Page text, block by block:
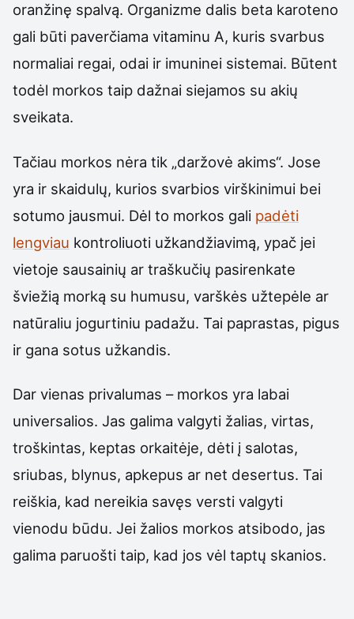
oranžinę spalvą. Organizme dalis beta karoteno
gali būti paverčiama vitaminu A, kuris svarbus
normaliai regai, odai ir imuninei sistemai. Būtent
todėl morkos taip dažnai siejamos su akių
sveikata.
Tačiau morkos nėra tik „daržovė akims“. Jose
yra ir skaidulų, kurios svarbios virškinimui bei
sotumo jausmui. Dėl to morkos gali padėti
lengviau kontroliuoti užkandžiavimą, ypač jei
vietoje sausainių ar traškučių pasirenkate
šviežią morką su humusu, varškės užtepėle ar
natūraliu jogurtiniu padažu. Tai paprastas, pigus
ir gana sotus užkandis.
Dar vienas privalumas – morkos yra labai
universalios. Jas galima valgyti žalias, virtas,
troškintas, keptas orkaitėje, dėti į salotas,
sriubas, blynus, apkepus ar net desertus. Tai
reiškia, kad nereikia savęs versti valgyti
vienodu būdu. Jei žalios morkos atsibodo, jas
galima paruošti taip, kad jos vėl taptų skanios.